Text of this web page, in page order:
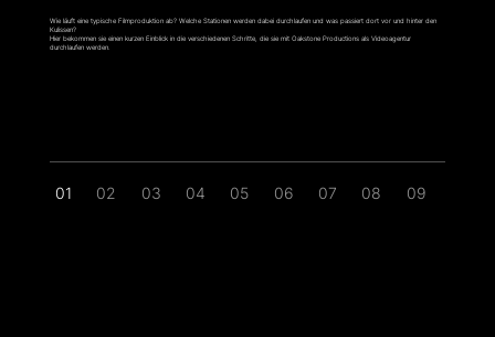
Wie läuft eine typische Filmproduktion ab? Welche Stationen werden dabei durchlaufen und was passiert dort vor und hinter den
Kulissen?
Hier bekommen sie einen kurzen Einblick in die verschiedenen Schritte, die sie mit Oakstone Productions als Videoagentur
durchlaufen werden.
01 02 03 04 05 06 07 08 09